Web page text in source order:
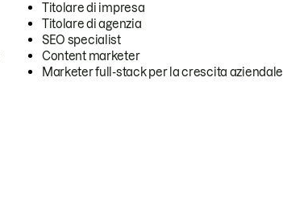
Titolare di impresa
Titolare di agenzia
SEO specialist
Content marketer
Marketer full-stack per la crescita aziendale